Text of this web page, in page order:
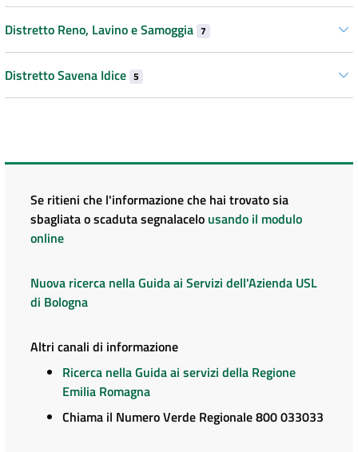
Distretto Reno, Lavino e Samoggia 7
Distretto Savena Idice 5
Se ritieni che l'informazione che hai trovato sia
sbagliata o scaduta segnalacelo usando il modulo
online
Nuova ricerca nella Guida ai Servizi dell'Azienda USL
di Bologna
Altri canali di informazione
Ricerca nella Guida ai servizi della Regione
Emilia Romagna
Chiama il Numero Verde Regionale 800 033033